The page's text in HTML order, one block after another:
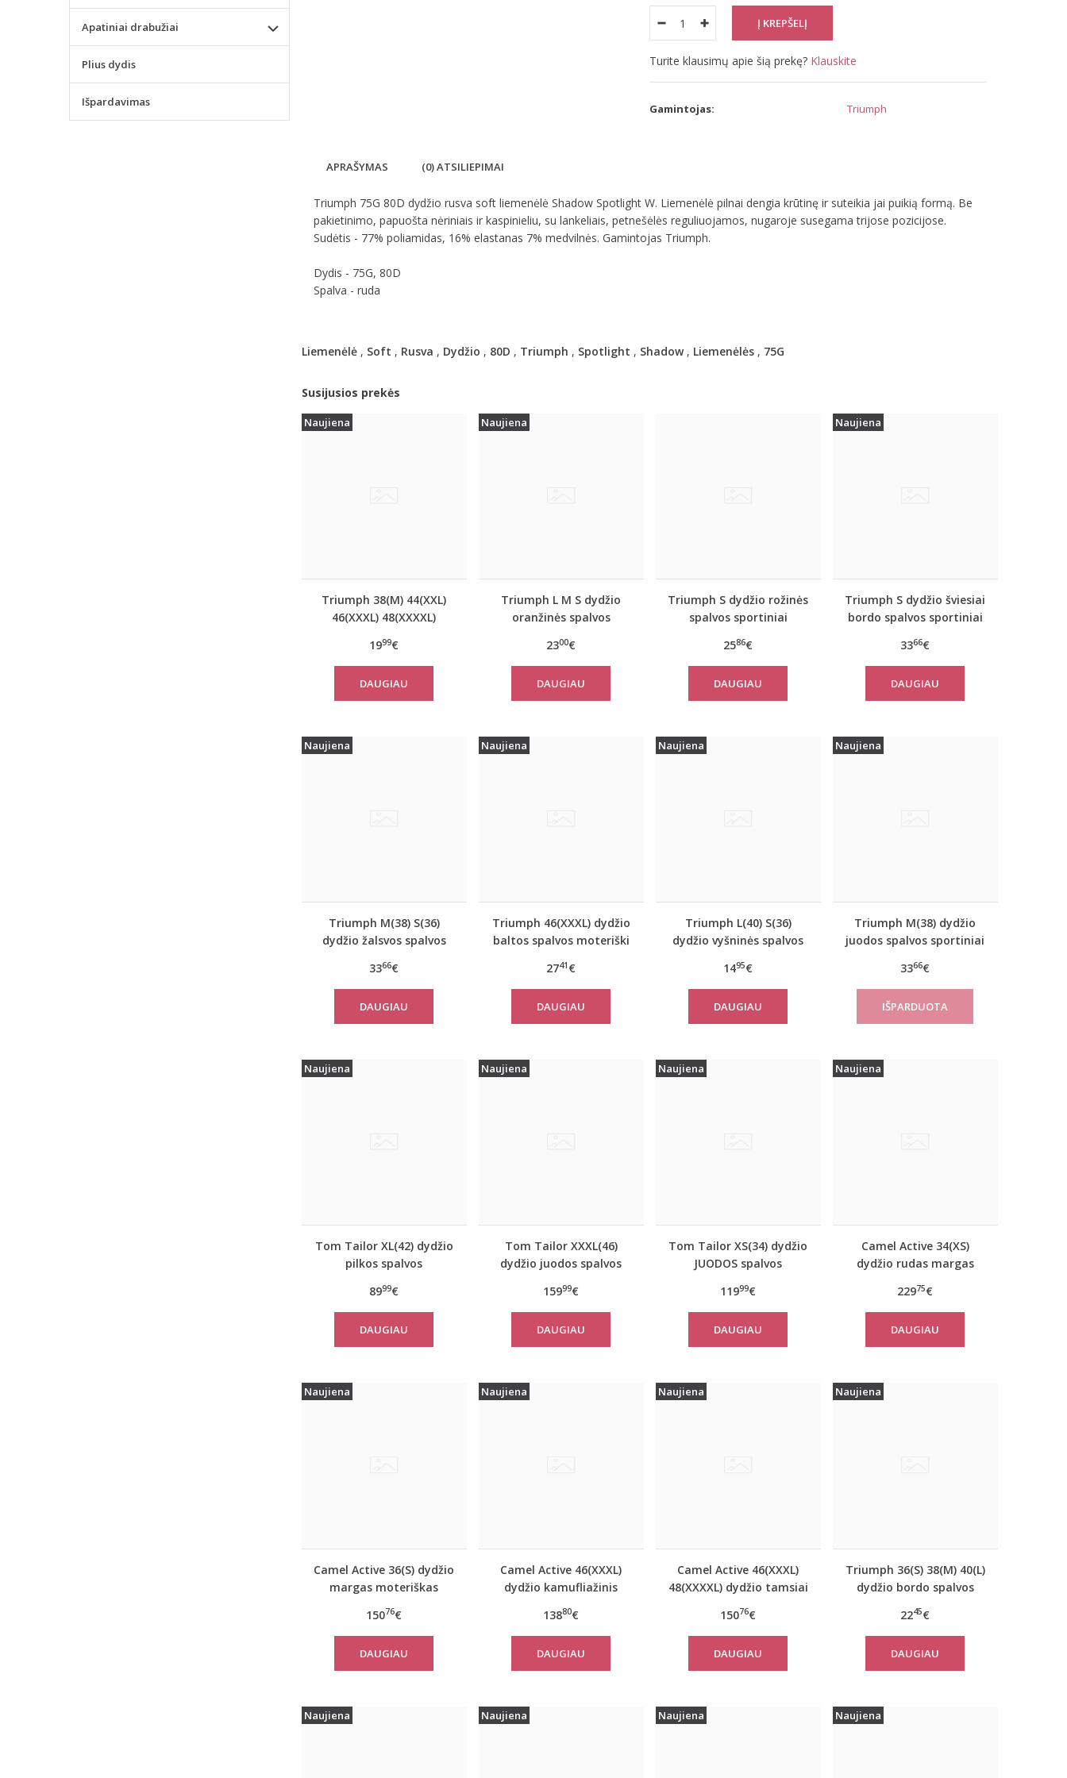
Turite klausimų apie šią prekę? Klauskite
Gamintojas: Triumph
APRAŠYMAS (0) ATSILIEPIMAI
Triumph 75G 80D dydžio rusva soft liemenėlė Shadow Spotlight W. Liemenėlė pilnai dengia krūtinę ir suteikia jai puikią formą. Be
pakietinimo, papuošta nėriniais ir kaspinieliu, su lankeliais, petnešėlės reguliuojamos, nugaroje susegama trijose pozicijose.
Sudėtis - 77% poliamidas, 16% elastanas 7% medvilnės. Gamintojas Triumph.
Dydis - 75G, 80D
Spalva - ruda
Liemenėlė, Soft , Rusva , Dydžio , 80D , Triumph , Spotlight , Shadow, Liemenėlės, 75G
Susijusios prekės
Naujiena
Triumph 38(M) 44(XXL)
46(XXXL) 48(XXXXL)
marškinėliai Be Pure
Shirt 02
1999€
DAUGIAU
Naujiena
Triumph L M S dydžio
oranžinės spalvos
marškinėliai women
move FLOW LIGHT Tank
Top
2300€
DAUGIAU
Triumph S dydžio rožinės
spalvos sportiniai
women move FLEX Tank
2586€
DAUGIAU
Naujiena
Triumph S dydžio šviesiai
bordo spalvos sportiniai
women move FLOW Tank
Top
3366€
DAUGIAU
Naujiena
Triumph M(38) S(36)
dydžio žalsvos spalvos
marškinėliai women
move FLOW Tank Top
3366€
DAUGIAU
Naujiena
Triumph 46(XXXL) dydžio
baltos spalvos moteriški
Yselle Basics Shirt03 2P
2741 €
DAUGIAU
Naujiena
Triumph L(40) S(36)
dydžio vyšninės spalvos
EverNew SH01
1495€
DAUGIAU
Naujiena
Triumph M(38) dydžio
juodos spalvos sportiniai
women move FLOW Tank
Top
3366€
Naujiena
Tom Tailor XL(42) dydžio
pilkos spalvos
paltas Tom Tailor 10367
8999€
DAUGIAU
Naujiena
Tom Tailor XXXL(46)
dydžio juodos spalvos
žiemai Tom Tailor 14482
15999€
DAUGIAU
Naujiena
Tom Tailor XS(34) dydžio
JUODOS spalvos
paltas Tom Tailor 29999
11999€
DAUGIAU
Naujiena
Camel Active 34(XS)
dydžio rudas margas
paltas 310050 6F32
22975€
DAUGIAU
Naujiena
Camel Active 36(S) dydžio
margas moteriškas
2501
15076€
DAUGIAU
Naujiena
Camel Active 46(XXXL)
dydžio kamufliažinis
310780
13880€
DAUGIAU
Naujiena
Camel Active 46(XXXL)
48(XXXXL) dydžio tamsiai
moteriškas paltas
310760
15076€
DAUGIAU
Naujiena
Triumph 36(S) 38(M) 40(L)
dydžio bordo spalvos
Climate Control LSL Top
Turtle Neck
2245€
DAUGIAU
Naujiena Naujiena Naujiena Naujiena
Apatiniai drabužiai
Plius dydis
Išpardavimas